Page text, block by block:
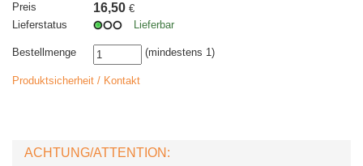
Preis
16,50 €
Lieferstatus
Lieferbar
Bestellmenge (mindestens 1)
Produktsicherheit / Kontakt
ACHTUNG/ATTENTION: